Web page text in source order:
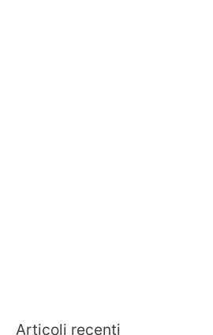
Articoli recenti